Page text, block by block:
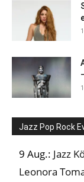
Jazz Pop Rock
9 Aug.: Jazz
Leonora